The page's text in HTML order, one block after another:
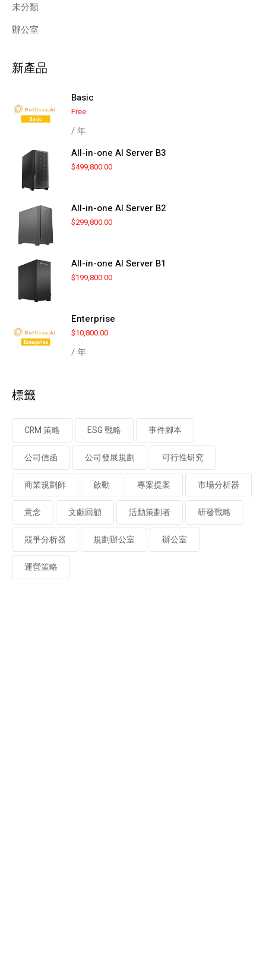
未分類
辦公室
新產品
Basic
Free
/ 年
All-in-one AI Server B3
$499,800.00
All-in-one AI Server B2
$299,800.00
All-in-one AI Server B1
$199,800.00
Enterprise
$10,800.00
/ 年
標籤
CRM 策略 ESG 戰略 事件腳本
公司信函 公司發展規劃 可行性研究
商業規劃師 啟動 專案提案 市場分析器
意念 文獻回顧 活動策劃者 研發戰略
競爭分析器 規劃辦公室 辦公室
運營策略